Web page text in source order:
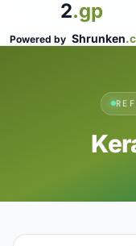
2.gp
Powered by Shrunken